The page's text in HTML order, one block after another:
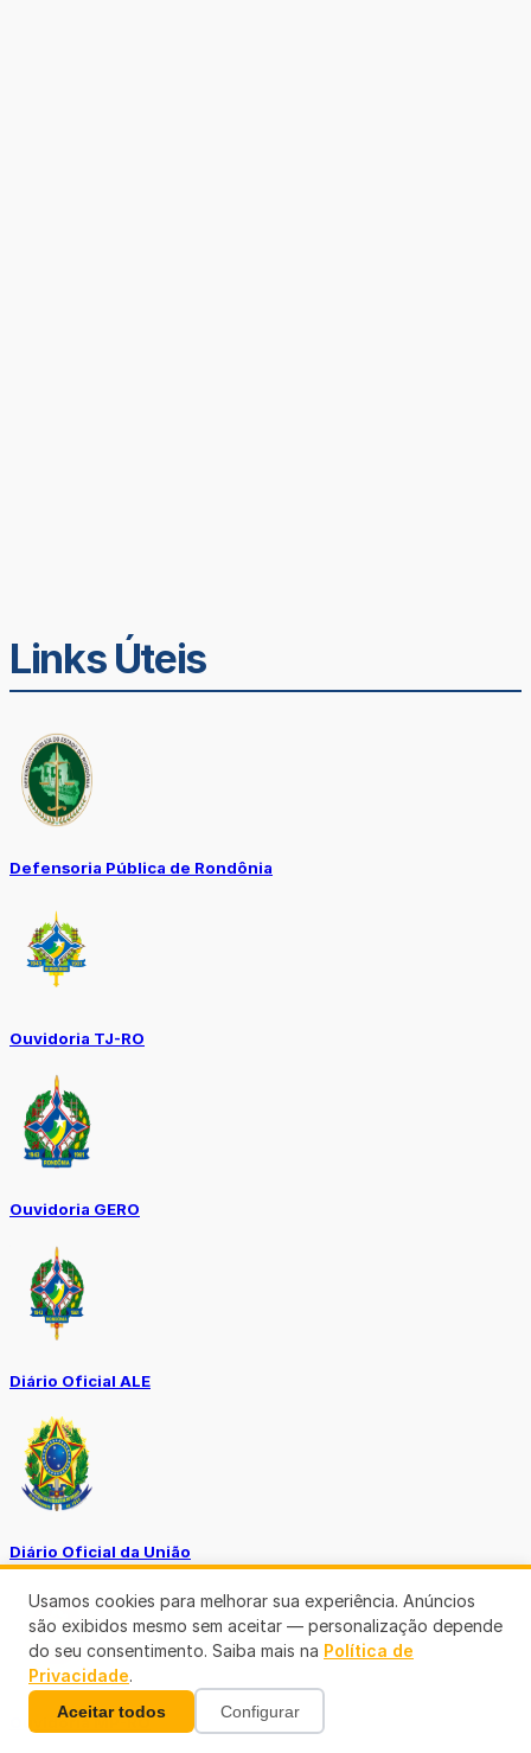
Links Úteis
Defensoria Pública de Rondônia
Ouvidoria TJ-RO
Ouvidoria GERO
Diário Oficial ALE
Diário Oficial da União
Ouvidoria MP-RO
Usamos cookies para melhorar sua experiência. Anúncios
são exibidos mesmo sem aceitar — personalização depende
do seu consentimento. Saiba mais na Política de
Privacidade.
Aceitar todos Configurar